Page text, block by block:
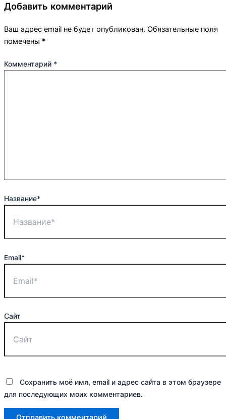
Добавить комментарий
Ваш адрес email не будет опубликован. Обязательные поля
помечены *
Комментарий *
Название*
Email*
Сайт
Сохранить моё имя, email и адрес сайта в этом браузере
для последующих моих комментариев.